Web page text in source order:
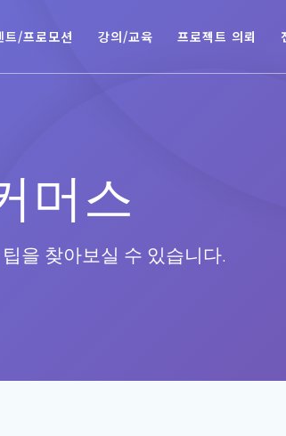
트/프로모션 강의/교육 프로젝트 의뢰
머스
을 찾아보실 수 있습니다.